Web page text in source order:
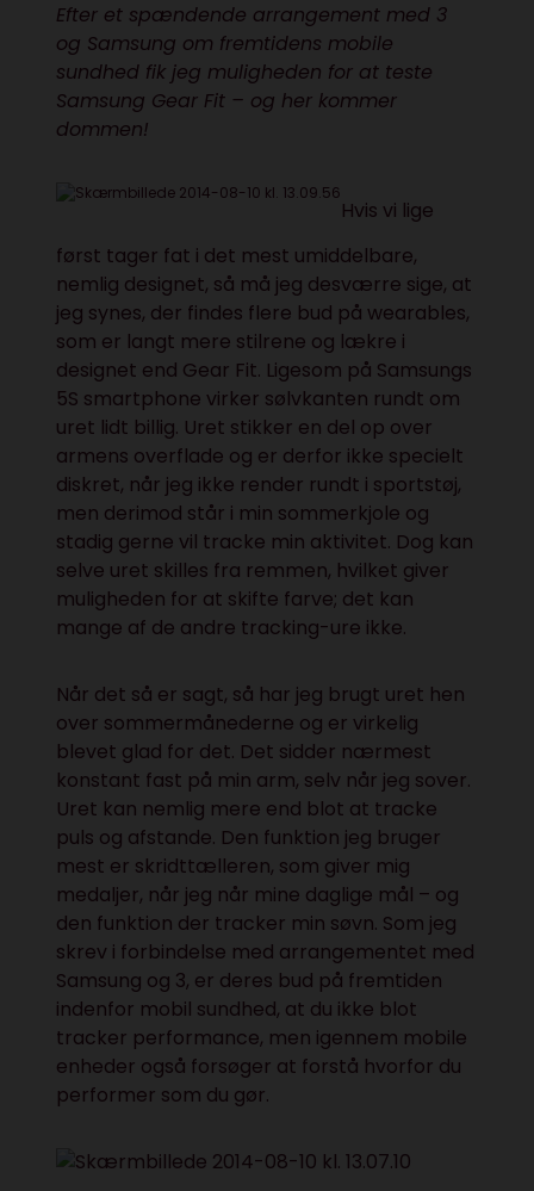
Efter et spændende arrangement med 3
og Samsung om fremtidens mobile
sundhed fik jeg muligheden for at teste
Samsung Gear Fit – og her kommer
dommen!
Hvis vi lige
først tager fat i det mest umiddelbare,
nemlig designet, så må jeg desværre sige, at
jeg synes, der findes flere bud på wearables,
som er langt mere stilrene og lækre i
designet end Gear Fit. Ligesom på Samsungs
5S smartphone virker sølvkanten rundt om
uret lidt billig. Uret stikker en del op over
armens overflade og er derfor ikke specielt
diskret, når jeg ikke render rundt i sportstøj,
men derimod står i min sommerkjole og
stadig gerne vil tracke min aktivitet. Dog kan
selve uret skilles fra remmen, hvilket giver
muligheden for at skifte farve; det kan
mange af de andre tracking-ure ikke.
Når det så er sagt, så har jeg brugt uret hen
over sommermånederne og er virkelig
blevet glad for det. Det sidder nærmest
konstant fast på min arm, selv når jeg sover.
Uret kan nemlig mere end blot at tracke
puls og afstande. Den funktion jeg bruger
mest er skridttælleren, som giver mig
medaljer, når jeg når mine daglige mål – og
den funktion der tracker min søvn. Som jeg
skrev i forbindelse med arrangementet med
Samsung og 3, er deres bud på fremtiden
indenfor mobil sundhed, at du ikke blot
tracker performance, men igennem mobile
enheder også forsøger at forstå hvorfor du
performer som du gør.